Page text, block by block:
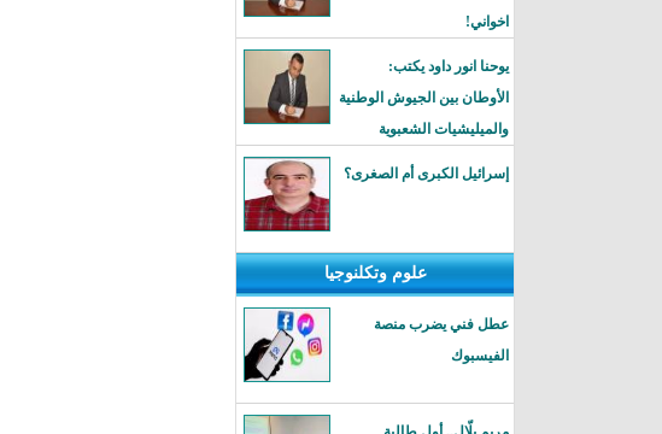
اخواني!
يوحنا انور داود يكتب:
الأوطان بين الجيوش الوطنية
والميليشيات الشعبوية
إسرائيل الكبرى أم الصغرى؟
علوم وتكلنوجيا
عطل فني يضرب منصة
الفيسبوك